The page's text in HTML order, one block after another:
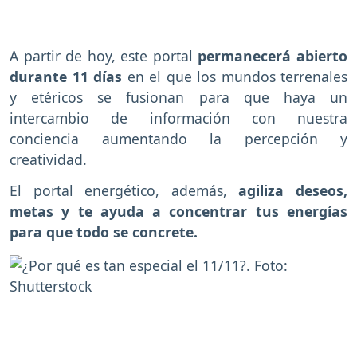
A partir de hoy, este portal permanecerá abierto
durante 11 días en el que los mundos terrenales
y etéricos se fusionan para que haya un
intercambio de información con nuestra
conciencia aumentando la percepción y
creatividad.
El portal energético, además, agiliza deseos,
metas y te ayuda a concentrar tus energías
para que todo se concrete.